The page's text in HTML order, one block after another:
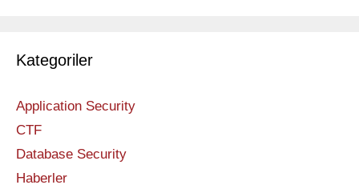
Kategoriler
Application Security
CTF
Database Security
Haberler